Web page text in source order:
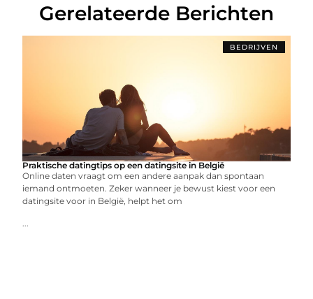
Gerelateerde Berichten
BEDRIJVEN
Praktische datingtips op een datingsite in België
Online daten vraagt om een andere aanpak dan spontaan
iemand ontmoeten. Zeker wanneer je bewust kiest voor een
datingsite voor in België, helpt het om
...